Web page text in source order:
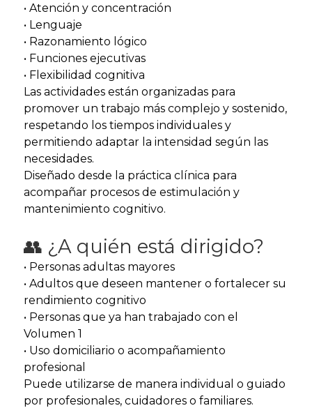
• Atención y concentración
• Lenguaje
• Razonamiento lógico
• Funciones ejecutivas
• Flexibilidad cognitiva
Las actividades están organizadas para
promover un trabajo más complejo y sostenido,
respetando los tiempos individuales y
permitiendo adaptar la intensidad según las
necesidades.
Diseñado desde la práctica clínica para
acompañar procesos de estimulación y
mantenimiento cognitivo.
👥 ¿A quién está dirigido?
• Personas adultas mayores
• Adultos que deseen mantener o fortalecer su
rendimiento cognitivo
• Personas que ya han trabajado con el
Volumen 1
• Uso domiciliario o acompañamiento
profesional
Puede utilizarse de manera individual o guiado
por profesionales, cuidadores o familiares.